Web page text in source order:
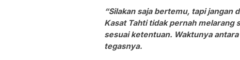
“Silakan saja bertemu, tapi jangan
Kasat Tahti tidak pernah melarang
sesuai ketentuan. Waktunya
tegasnya.